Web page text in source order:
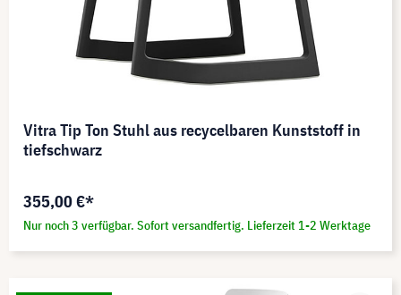
Vitra Tip Ton Stuhl aus recycelbaren Kunststoff in
tiefschwarz
355,00 €*
Nur noch 3 verfügbar. Sofort versandfertig. Lieferzeit 1-2 Werktage